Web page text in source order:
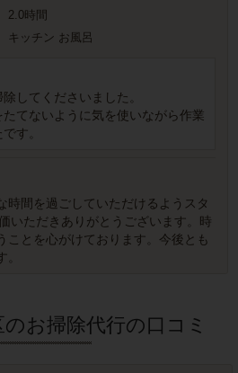
2.0時間
キッチン お風呂
してくださいました。
てないように気を使いながら作業
す。
時間を過ごしていただけるようスタ
いただきありがとうございます。時
ことを心がけております。今後とも
お掃除代行の口コミ